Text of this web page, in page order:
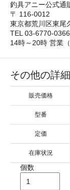
釣具アニー公式通
〒 116-0012
東京都荒川区東尾
TEL 03-6770-0366
14時～20時 営業
その他の詳
販売価格
型番
定価
在庫状況
個数